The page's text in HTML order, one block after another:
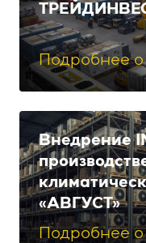
Подробнее о
Внедрение
«АВГУСТ»
Подробнее о